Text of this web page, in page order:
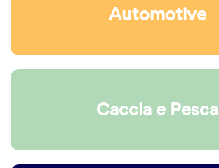
Automotive
Caccia e Pesca